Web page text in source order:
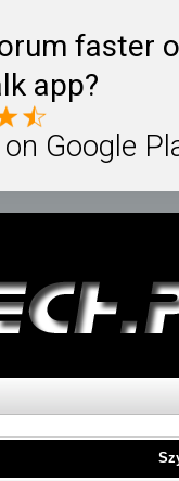
faster
app?
on Google